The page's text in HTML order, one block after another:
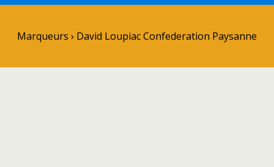
Marqueurs › David Loupiac Confederation Paysanne